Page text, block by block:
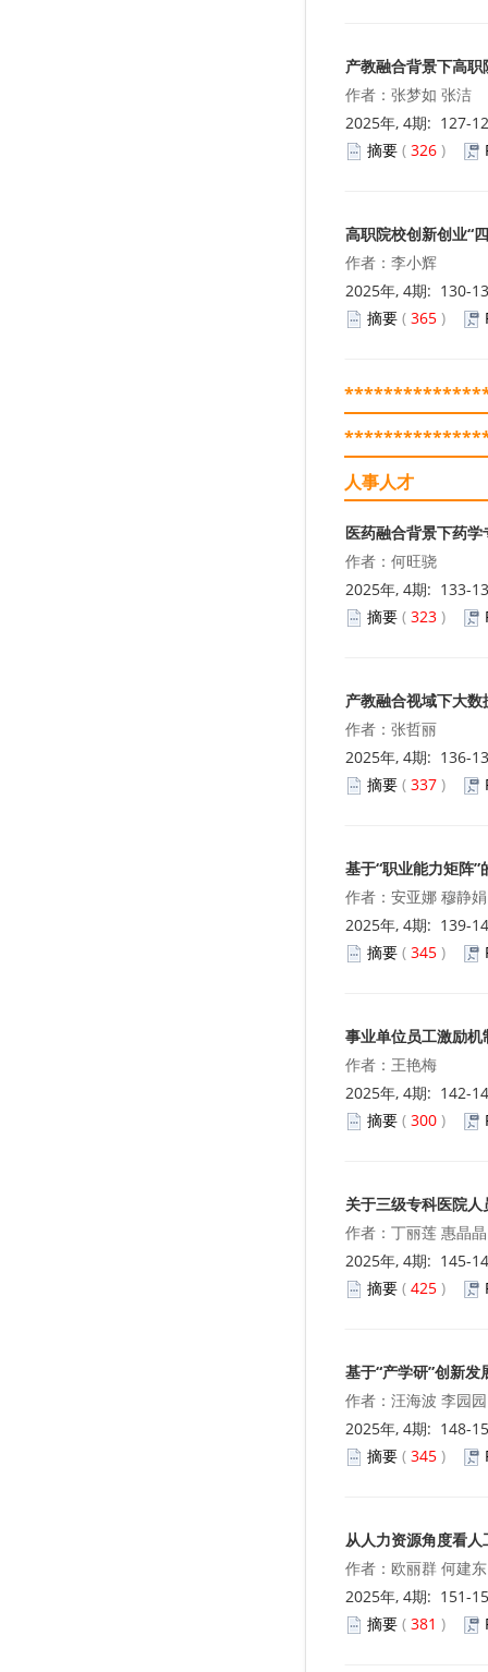
产教融合背景下高
作者：张梦如 张洁
2025年, 4期: 127-
摘要 ( 326 )
高职院校创新创业“
作者：李小辉
2025年, 4期: 130-
摘要 ( 365 )
人事人才
医药融合背景下药
作者：何旺骁
2025年, 4期: 133-
摘要 ( 323 )
产教融合视域下大
作者：张哲丽
2025年, 4期: 136-
摘要 ( 337 )
基于“职业能力矩阵
作者：安亚娜 穆静
2025年, 4期: 139-
摘要 ( 345 )
事业单位员工激励
作者：王艳梅
2025年, 4期: 142-
摘要 ( 300 )
关于三级专科医院
作者：丁丽莲 惠晶晶
2025年, 4期: 145-
摘要 ( 425 )
基于“产学研”创新
作者：汪海波 李园园
2025年, 4期: 148-
摘要 ( 345 )
从人力资源角度看
作者：欧丽群 何建东
2025年, 4期: 151-
摘要 ( 381 )